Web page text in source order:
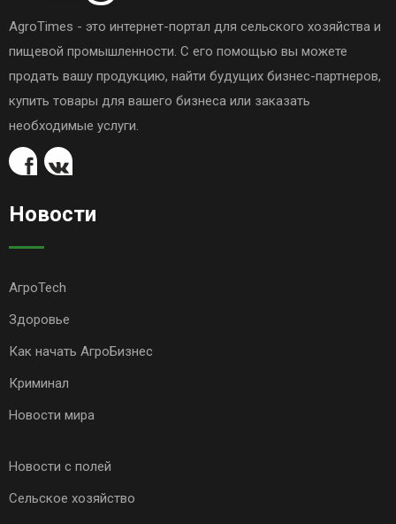
AgroTimes - это интернет-портал для сельского хозяйства и
пищевой промышленности. С его помощью вы можете
продать вашу продукцию, найти будущих бизнес-партнеров,
купить товары для вашего бизнеса или заказать
необходимые услуги.
Новости
АгроTech
Здоровье
Как начать АгроБизнес
Криминал
Новости мира
Новости с полей
Сельское хозяйство